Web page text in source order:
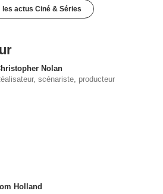
les actus Ciné & Séries
Nolan
scénariste, producteur
Holland